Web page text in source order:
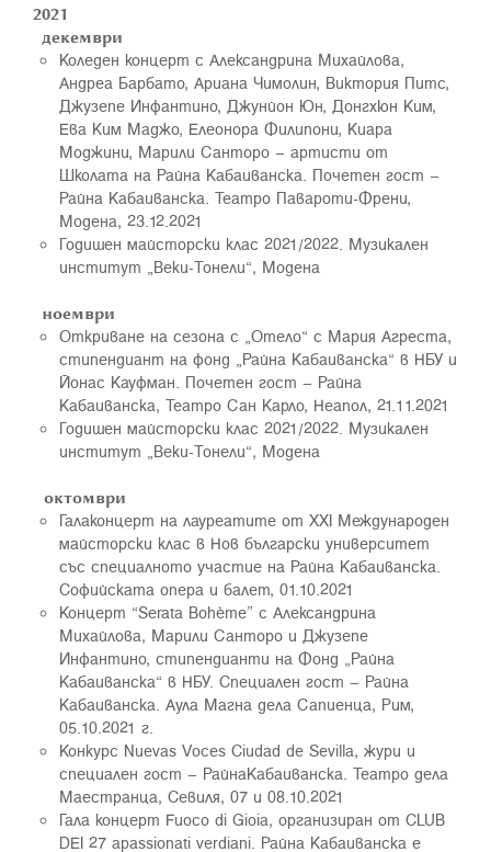
2021
декември
Коледен концерт с Aлександрина Михайлова,
Андреа Барбато, Ариана Чимолин, Виктория Питс,
Джузепе Инфантино, Джунйон Юн, Донгхюн Ким,
Ева Ким Маджо, Елеонора Филипони, Киара
Моджини, Марили Санторо – артисти от
Школата на Райна Кабаиванска. Почетен гост –
Райна Кабаиванска. Театро Павароти-Френи,
Модена, 23.12.2021
Годишен майсторски клас 2021/2022. Музикален
институт „Веки-Тонели“, Модена
ноември
Откриване на сезона с „Отело“ с Мария Агреста,
стипендиант на фонд „Райна Кабаиванска“ в НБУ и
Йонас Кауфман. Почетен гост – Райна
Кабаиванска, Театро Сан Карло, Неапол, 21.11.2021
Годишен майсторски клас 2021/2022. Музикален
институт „Веки-Тонели“, Модена
октомври
Галаконцерт на лауреатите от ХХI Международен
майсторски клас в Нов български университет
със специалното участие на Райна Кабаиванска.
Софийската опера и балет, 01.10.2021
Концерт “Serata Bohème” с Александрина
Михайлова, Мaрили Санторо и Джузепе
Инфантино, стипендианти на Фонд „Райна
Кабаиванска“ в НБУ. Специален гост – Райна
Кабаиванска. Аула Магна дела Сапиенца, Рим,
05.10.2021 г.
Конкурс Nuevas Voces Ciudad de Sevilla, жури и
специален гост – РайнаКабаиванска. Театро дела
Маестранца, Севиля, 07 и 08.10.2021
Гала концерт Fuoco di Gioia, организиран от CLUB
DEI 27 apassionati verdiani. Райна Кабаиванска е